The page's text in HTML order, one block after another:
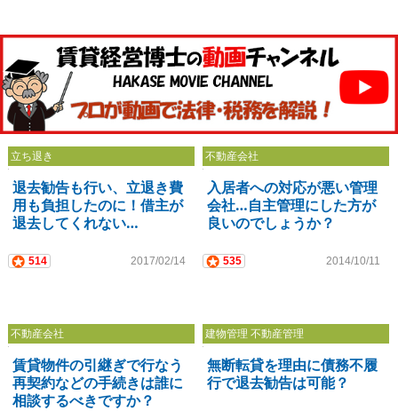
立ち退き
退去勧告も行い、立退き費
用も負担したのに！借主が
退去してくれない…
514 2017/02/14
不動産会社
入居者への対応が悪い管理
会社…自主管理にした方が
良いのでしょうか？
535 2014/10/11
不動産会社
賃貸物件の引継ぎで行なう
再契約などの手続きは誰に
相談するべきですか？
建物管理 不動産管理
無断転貸を理由に債務不履
行で退去勧告は可能？